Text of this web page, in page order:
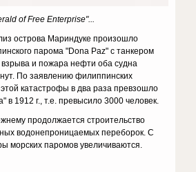
of Free Enterprise"...
острова Мариндуке произошло
парома "Dona Paz" с танкером
взрыва и пожара нефти оба судна
По заявлению филиппинских
катастрофы в два раза превзошло
в 1912 г., т.е. превысило 3000 человек.
продолжается строительство
водонепроницаемых переборок. С
морских паромов увеличиваются.